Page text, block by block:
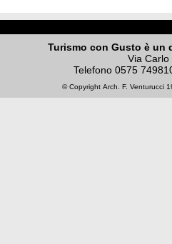
Turismo con Gusto è un
Via
Telefono 0575
© Copyright Arch. F. Venturucci